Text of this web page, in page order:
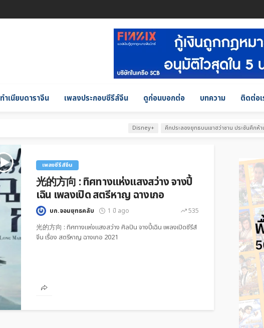
ทำเนียบดาราจีน เพลงประกอบซีรีส์จีน ดูก่อนบอกต่อ บทความ ติดต่อเ
Disney+ ศึกประลองยุทธบนเขาฮว่าซาน ประชันศึกห้
เพลงซีรีส์จีน
光的方向 : ทิศทางแห่งแสงสว่าง จางปี้
เฉิน เพลงเปิด สตรีหาญ ฉางเกอ
บก.จอมยุทธคลับ 1 ปี ago 535
光的方向 : ทิศทางแห่งแสงสว่าง ศิลปิน จางปี้เฉิน เพลงเปิดซีรีส์
จีน เรื่อง สตรีหาญ ฉางเกอ 2021